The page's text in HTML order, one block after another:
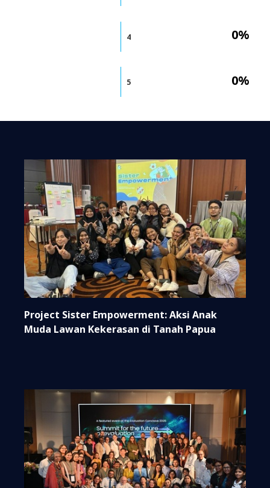
0%
0%
4
5
Project Sister Empowerment: Aksi Anak
Muda Lawan Kekerasan di Tanah Papua